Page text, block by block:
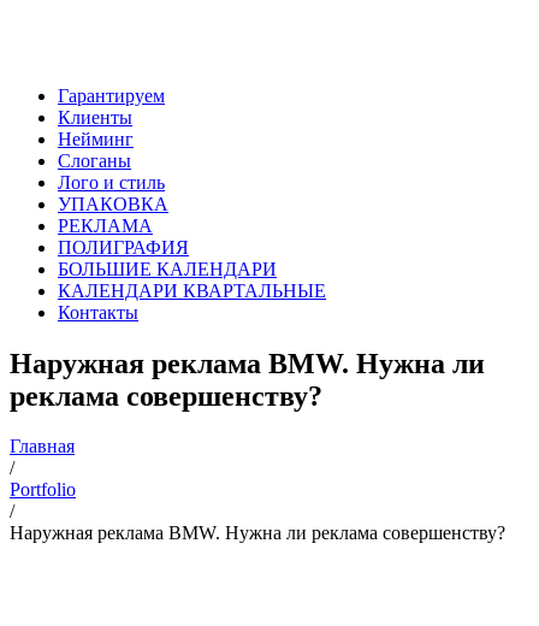
Гарантируем
Клиенты
Нейминг
Слоганы
Лого и стиль
УПАКОВКА
РЕКЛАМА
ПОЛИГРАФИЯ
БОЛЬШИЕ КАЛЕНДАРИ
КАЛЕНДАРИ КВАРТАЛЬНЫЕ
Контакты
Наружная реклама BMW. Нужна ли
реклама совершенству?
Главная
/
Portfolio
/
Наружная реклама BMW. Нужна ли реклама совершенству?